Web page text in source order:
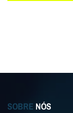
SOBRE NÓS